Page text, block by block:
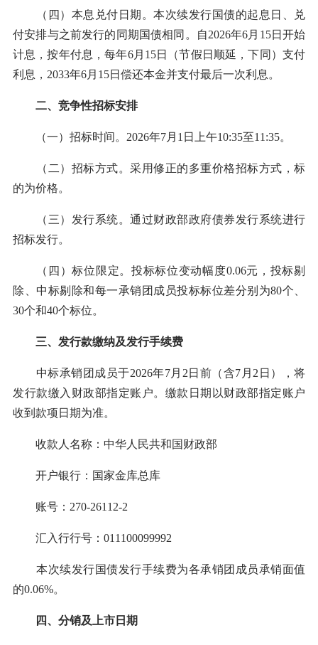
（四）本息兑付日期。本次续发行国债的起息日、兑
付安排与之前发行的同期国债相同。自2026年6月15日开始
计息，按年付息，每年6月15日（节假日顺延，下同）支付
利息，2033年6月15日偿还本金并支付最后一次利息。
二、竞争性招标安排
（一）招标时间。2026年7月1日上午10:35至11:35。
（二）招标方式。采用修正的多重价格招标方式，标
的为价格。
（三）发行系统。通过财政部政府债券发行系统进行
招标发行。
（四）标位限定。投标标位变动幅度0.06元，投标剔
除、中标剔除和每一承销团成员投标标位差分别为80个、
30个和40个标位。
三、发行款缴纳及发行手续费
中标承销团成员于2026年7月2日前（含7月2日），将
发行款缴入财政部指定账户。缴款日期以财政部指定账户
收到款项日期为准。
收款人名称：中华人民共和国财政部
开户银行：国家金库总库
账号：270-26112-2
汇入行行号：011100099992
本次续发行国债发行手续费为各承销团成员承销面值
的0.06%。
四、分销及上市日期